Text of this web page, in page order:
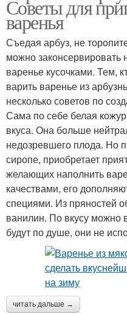
Советы для
варенья
Съедая арбуз, не
можно законсервировать
варенье кусочками. Тем,
варить варенье из
несколько советов по
Сама по себе белая
вкуса. Она больше
недозревшего плода. Но
сиропе, приобретает
желающих наполнить
качествами, его
специями. Из пряностей
ванилин. По вкусу можно
будут по душе, они не
читать дальше →